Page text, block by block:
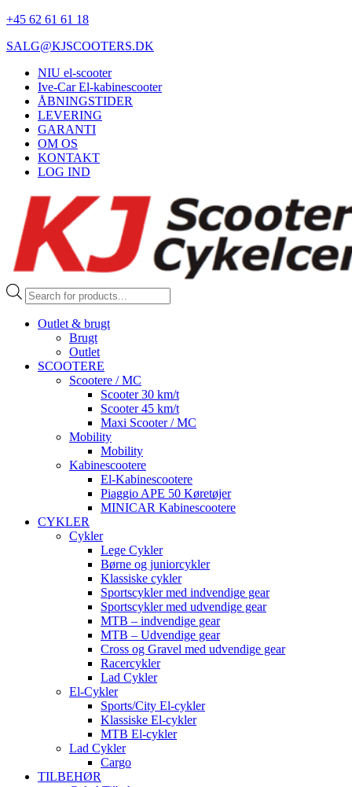
+45 62 61 61 18
SALG@KJSCOOTERS.DK
NIU el-scooter
Ive-Car El-kabinescooter
ÅBNINGSTIDER
LEVERING
GARANTI
OM OS
KONTAKT
LOG IND
Products
search
Outlet & brugt
Brugt
Outlet
SCOOTERE
Scootere / MC
Scooter 30 km/t
Scooter 45 km/t
Maxi Scooter / MC
Mobility
Mobility
Kabinescootere
El-Kabinescootere
Piaggio APE 50 Køretøjer
MINICAR Kabinescootere
CYKLER
Cykler
Lege Cykler
Børne og juniorcykler
Klassiske cykler
Sportscykler med indvendige gear
Sportscykler med udvendige gear
MTB – indvendige gear
MTB – Udvendige gear
Cross og Gravel med udvendige gear
Racercykler
Lad Cykler
El-Cykler
Sports/City El-cykler
Klassiske El-cykler
MTB El-cykler
Lad Cykler
Cargo
TILBEHØR